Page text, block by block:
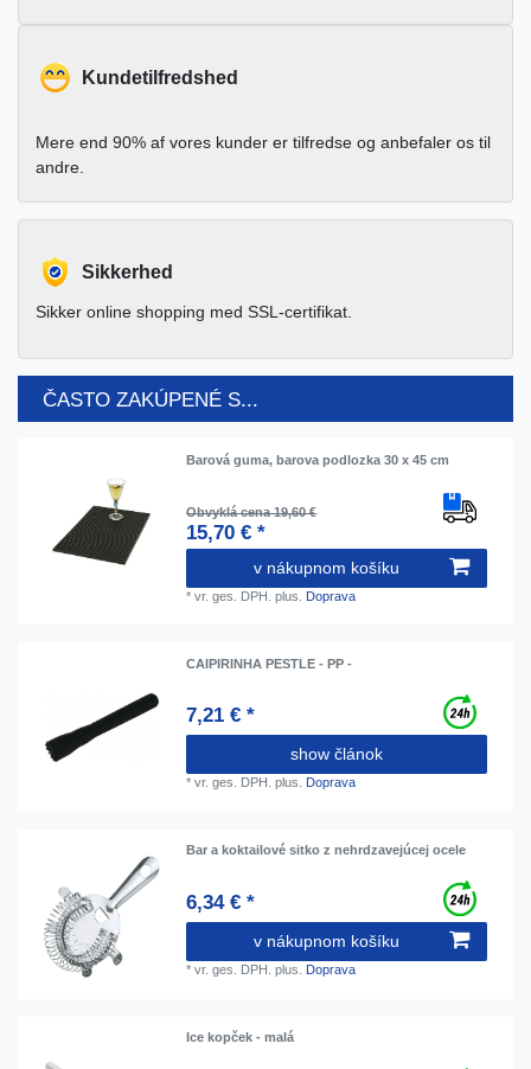
Kundetilfredshed
Mere end 90% af vores kunder er tilfredse og anbefaler os til
andre.
Sikkerhed
Sikker online shopping med SSL-certifikat.
ČASTO ZAKÚPENÉ S...
Barová guma, barova podlozka 30 x 45 cm
Obvyklá cena 19,60 €
15,70 € *
v nákupnom košíku
*vr. ges. DPH. plus. Doprava
CAIPIRINHA PESTLE - PP -
7,21 € *
show článok
*vr. ges. DPH. plus. Doprava
Bar a koktailové sitko z nehrdzavejúcej ocele
6,34 € *
v nákupnom košíku
*vr. ges. DPH. plus. Doprava
Ice kopček - malá